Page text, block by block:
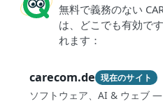
無料で義務のない
は、どこでも有効で
れます：
carecom.de 現在のサイト
ソフトウェア、AI & ウェブ —